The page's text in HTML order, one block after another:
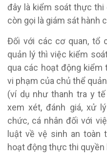
đây là kiểm soát thực
còn gọi là giám sát hành
Đối với các cơ quan, tổ
quản lý thì việc kiểm
qua các hoạt động kiểm
vi phạm của chủ thể
(ví dụ như thanh tra y
xem xét, đánh giá, xử
chức, cá nhân đối với
luật về vệ sinh an toàn
hoạt động thực thi quyền